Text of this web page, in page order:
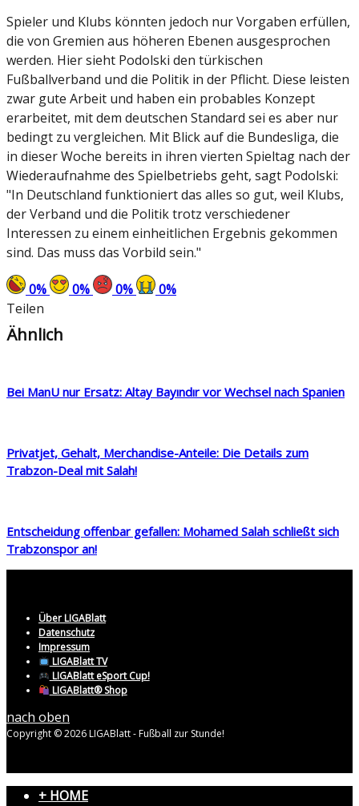
Spieler und Klubs könnten jedoch nur Vorgaben erfüllen,
die von Gremien aus höheren Ebenen ausgesprochen
werden. Hier sieht Podolski den türkischen
Fußballverband und die Politik in der Pflicht. Diese leisten
zwar gute Arbeit und haben ein probables Konzept
erarbeitet, mit dem deutschen Standard sei es aber nur
bedingt zu vergleichen. Mit Blick auf die Bundesliga, die
in dieser Woche bereits in ihren vierten Spieltag nach der
Wiederaufnahme des Spielbetriebs geht, sagt Podolski:
"In Deutschland funktioniert das alles so gut, weil Klubs,
der Verband und die Politik trotz verschiedener
Interessen zu einem einheitlichen Ergebnis gekommen
sind. Das muss das Vorbild sein."
0% 0% 0% 0%
Teilen
Ähnlich
Bei ManU nur Ersatz: Altay Bayındır vor Wechsel nach Spanien
Privatjet, Gehalt, Merchandise-Anteile: Die Details zum
Trabzon-Deal mit Salah!
Entscheidung offenbar gefallen: Mohamed Salah schließt sich
Trabzonspor an!
Über LIGABlatt
Datenschutz
Impressum
LIGABlatt TV
LIGABlatt eSport Cup!
LIGABlatt® Shop
nach oben
Copyright © 2026 LIGABlatt - Fußball zur Stunde!
+ HOME